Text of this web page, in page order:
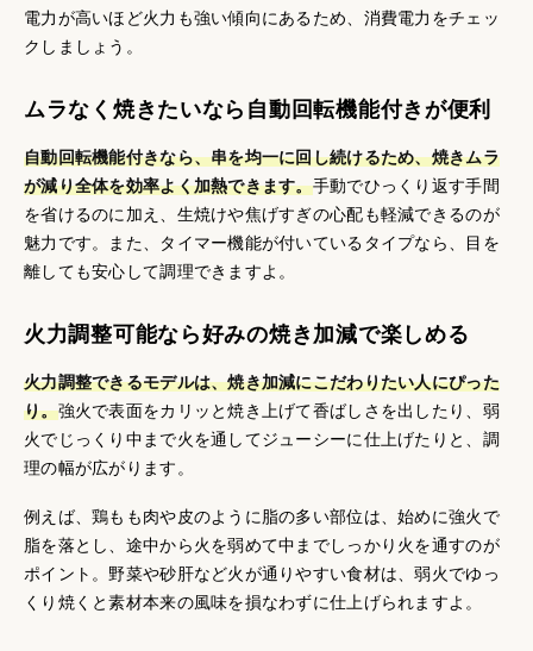
電力が高いほど火力も強い傾向にあるため、消費電力をチェッ
クしましょう。
ムラなく焼きたいなら自動回転機能付きが便利
自動回転機能付きなら、串を均一に回し続けるため、焼きムラ
が減り全体を効率よく加熱できます。手動でひっくり返す手間
を省けるのに加え、生焼けや焦げすぎの心配も軽減できるのが
魅力です。また、タイマー機能が付いているタイプなら、目を
離しても安心して調理できますよ。
火力調整可能なら好みの焼き加減で楽しめる
火力調整できるモデルは、焼き加減にこだわりたい人にぴった
り。強火で表面をカリッと焼き上げて香ばしさを出したり、弱
火でじっくり中まで火を通してジューシーに仕上げたりと、調
理の幅が広がります。
例えば、鶏もも肉や皮のように脂の多い部位は、始めに強火で
脂を落とし、途中から火を弱めて中までしっかり火を通すのが
ポイント。野菜や砂肝など火が通りやすい食材は、弱火でゆっ
くり焼くと素材本来の風味を損なわずに仕上げられますよ。